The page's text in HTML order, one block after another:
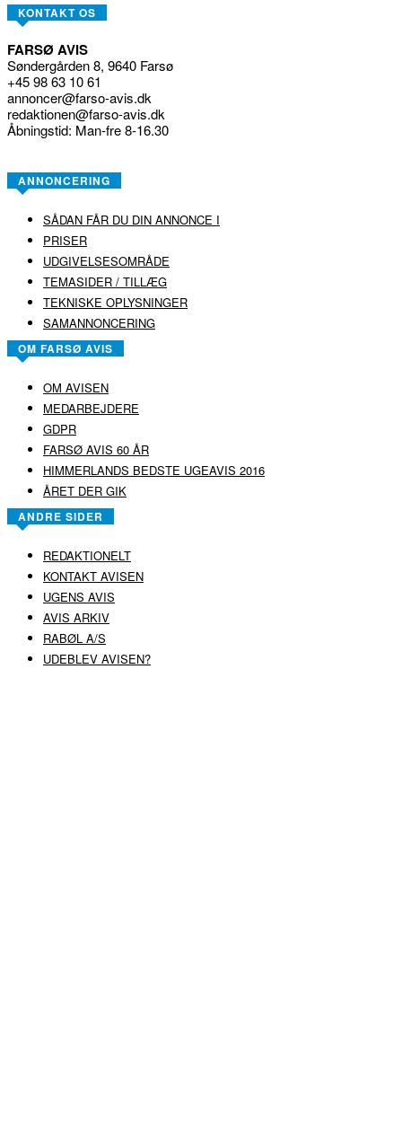
KONTAKT OS
FARSØ AVIS
Søndergården 8, 9640 Farsø
+45 98 63 10 61
annoncer@farso-avis.dk
redaktionen@farso-avis.dk
Åbningstid: Man-fre 8-16.30
ANNONCERING
SÅDAN FÅR DU DIN ANNONCE I
PRISER
UDGIVELSESOMRÅDE
TEMASIDER / TILLÆG
TEKNISKE OPLYSNINGER
SAMANNONCERING
OM FARSØ AVIS
OM AVISEN
MEDARBEJDERE
GDPR
FARSØ AVIS 60 ÅR
HIMMERLANDS BEDSTE UGEAVIS 2016
ÅRET DER GIK
ANDRE SIDER
REDAKTIONELT
KONTAKT AVISEN
UGENS AVIS
AVIS ARKIV
RABØL A/S
UDEBLEV AVISEN?